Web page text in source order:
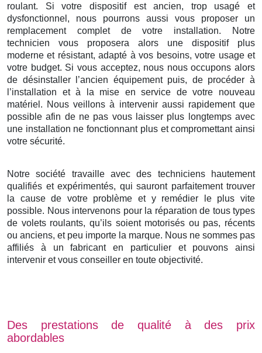
roulant. Si votre dispositif est ancien, trop usagé et
dysfonctionnel, nous pourrons aussi vous proposer un
remplacement complet de votre installation. Notre
technicien vous proposera alors une dispositif plus
moderne et résistant, adapté à vos besoins, votre usage et
votre budget. Si vous acceptez, nous nous occupons alors
de désinstaller l’ancien équipement puis, de procéder à
l’installation et à la mise en service de votre nouveau
matériel. Nous veillons à intervenir aussi rapidement que
possible afin de ne pas vous laisser plus longtemps avec
une installation ne fonctionnant plus et compromettant ainsi
votre sécurité.
Notre société travaille avec des techniciens hautement
qualifiés et expérimentés, qui sauront parfaitement trouver
la cause de votre problème et y remédier le plus vite
possible. Nous intervenons pour la réparation de tous types
de volets roulants, qu’ils soient motorisés ou pas, récents
ou anciens, et peu importe la marque. Nous ne sommes pas
affiliés à un fabricant en particulier et pouvons ainsi
intervenir et vous conseiller en toute objectivité.
Des prestations de qualité à des prix
abordables